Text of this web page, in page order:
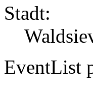
Stadt:
EventList